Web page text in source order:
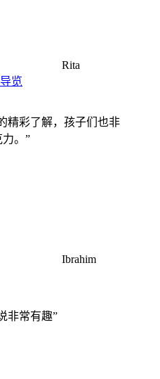
Rita
览
精彩了解，孩子们也非
。”
Ibrahim
非常有趣”